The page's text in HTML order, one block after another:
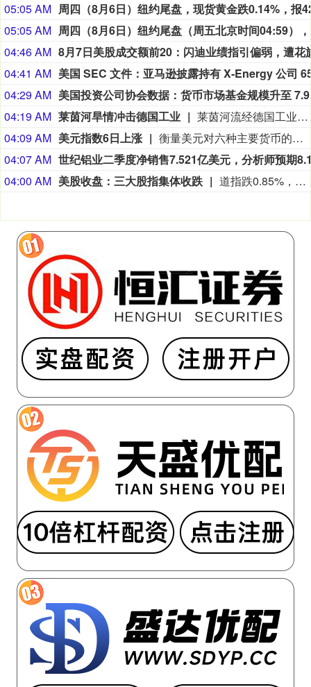
05:05 AM
05:05 AM
04:46 AM
04:41 AM
04:29 AM
04:19 AM 莱茵河旱情冲击德国工业
莱茵河流经德国工业核心地带，承载着德国约80%的内河航运量。受高温干旱影响，近期莱茵河水位持续走低。德国联邦水路与航运管理局数据显示，6日，莱茵河咽喉要道——考布河段通航水深已打破2018年创下的历史最低纪录。同一天，德国交通部长斯特芬·比尔格召集企业高管、航运公司及港口负责人磋商对策。他表示，短期将研究保障运输的方案，长期则包括疏浚航道、改善航运条件等。德国商业银行等机构也警告，若水位继续下降，德国内河航运成本可能继续升高，供应链中断和工业减产风险将进一步上升。（央视新闻）
04:09 AM 美元指数6日上涨
衡量美元对六种主要货币的美元指数当天上涨0.25%，在汇市尾市收于99.930。截至纽约汇市尾市，1欧元兑换1.1524美元，低于前一交易日的1.1553美元；1英镑兑换1.3457美元，低于前一交易日的1.3469美元。1美元兑换158.33日元，高于前一交易日的157.67日元；1美元兑换0.8122瑞士法郎，高于前一交易日的0.8069瑞士法郎；1美元兑换1.4014加元，高于前一交易日的1.4008加元；1美元兑换9.5068瑞典克朗，高于前一交易日的9.4832瑞典克朗。
04:07 AM
04:00 AM 美股收盘：三大股指集体收跌 道指跌0.85%，标普500指数跌0.18%，纳指跌0.04%。APP AppLovin跌19.66%，Datadog跌19.03%，Epam Systems跌15.33%，Axon Enterprise跌14.28%。“七姐妹”方面：微软涨2.51%，苹果涨0.49%，Meta Platforms涨0.15%，亚马逊跌0.13%，英伟达跌0.23%，特斯拉跌0.63%，谷歌跌0.91%。